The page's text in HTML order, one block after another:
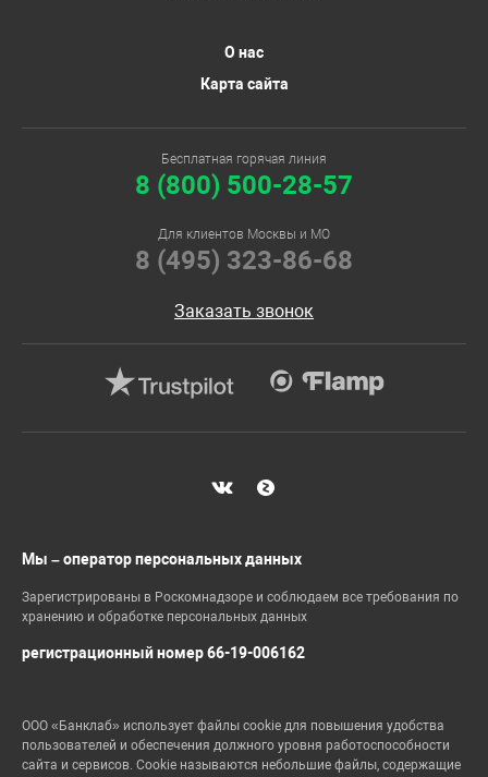
О нас
Карта сайта
Бесплатная горячая линия
8 (800) 500-28-57
Для клиентов Москвы и МО
8 (495) 323-86-68
Заказать звонок
Мы – оператор персональных данных
Зарегистрированы в Роскомнадзоре и соблюдаем все требования по
хранению и обработке персональных данных
регистрационный номер 66-19-006162
ООО «Банклаб» использует файлы cookie для повышения удобства
пользователей и обеспечения должного уровня работоспособности
сайта и сервисов. Cookie называются небольшие файлы, содержащие